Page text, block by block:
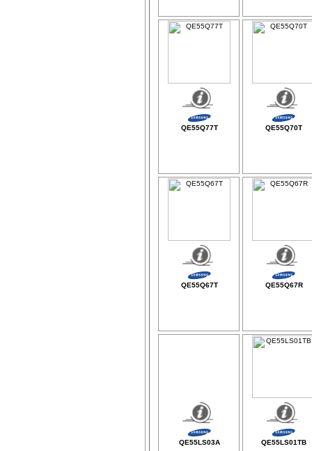
QE55Q77T QE55Q70T
QE55Q67T QE55Q67R
QE55LS03A QE55LS01TB